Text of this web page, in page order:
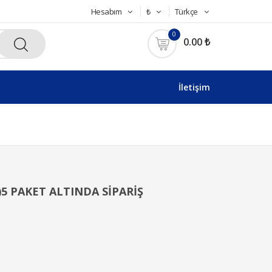
Hesabım ₺ Türkçe
0
0.00 ₺
İletişim
PAKET ALTINDA SİPARİŞ